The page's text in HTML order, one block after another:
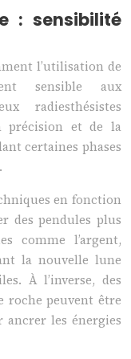
: sensibilité
l’utilisation de
sensible aux
radiesthésistes
précision et de la
certaines phases
en fonction
des pendules plus
comme l’argent,
la nouvelle lune
À l’inverse, des
roche peuvent être
les énergies